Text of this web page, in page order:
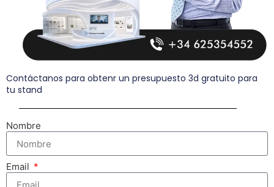
Contáctanos para obtenr un presupuesto 3d gratuito para
tu stand
Nombre
Email